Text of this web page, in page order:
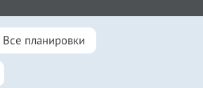
Все планировки